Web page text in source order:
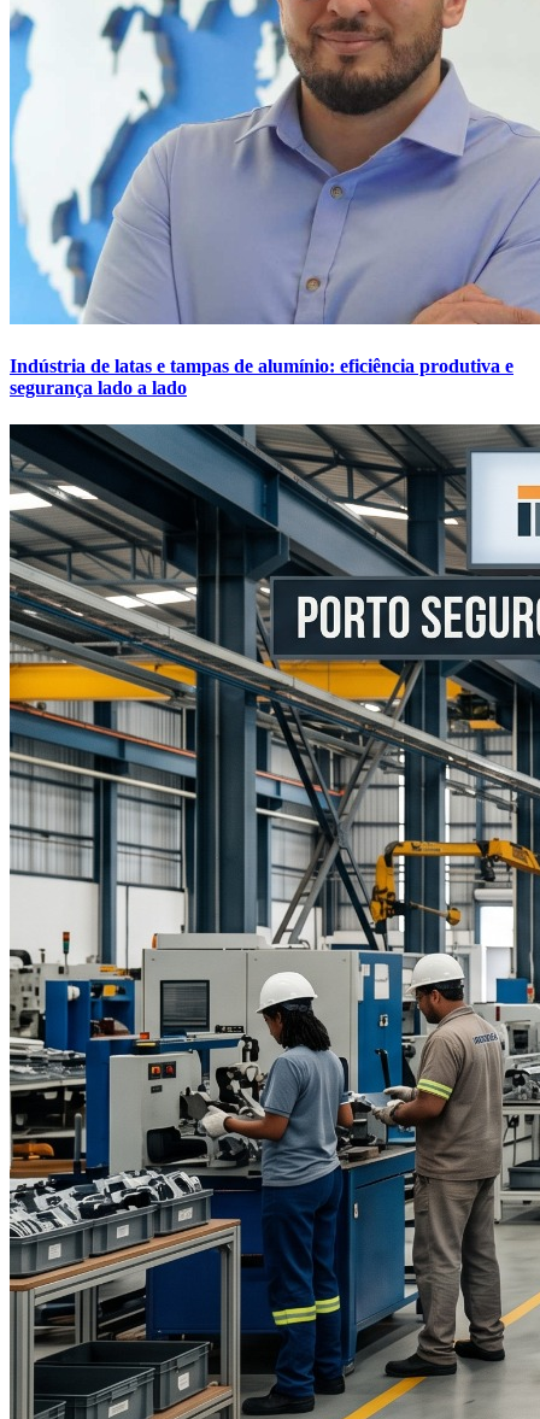
Indústria de latas e tampas de alumínio: eficiência produtiva e
segurança lado a lado